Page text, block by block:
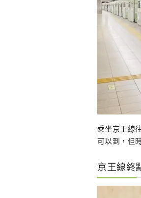
乘坐京王線
可以到，但
京王線終